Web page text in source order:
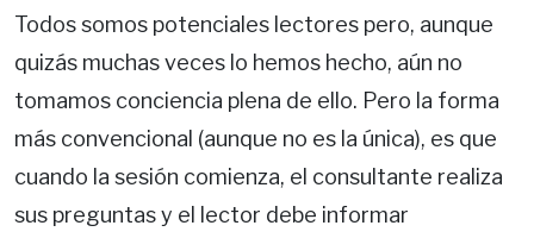
Todos somos potenciales lectores pero, aunque
quizás muchas veces lo hemos hecho, aún no
tomamos conciencia plena de ello. Pero la forma
más convencional (aunque no es la única), es que
cuando la sesión comienza, el consultante realiza
sus preguntas y el lector debe informar